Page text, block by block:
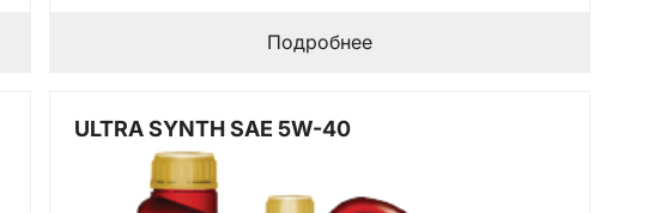
Подробнее
ULTRA SYNTH SAE 5W-40